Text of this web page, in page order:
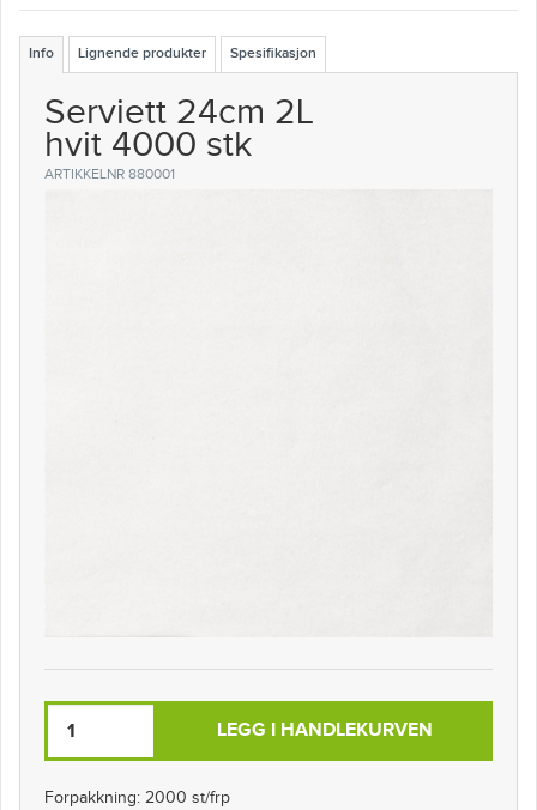
Info Lignende produkter Spesifikasjon
Serviett 24cm 2L
hvit 4000 stk
ARTIKKELNR 880001
LEGG I HANDLEKURVEN
Forpakkning: 2000 st/frp